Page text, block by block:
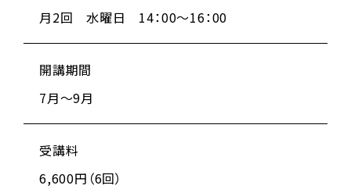
月2回 水曜日 14：00～16：00
開講期間
7月～9月
受講料
6,600円（6回）